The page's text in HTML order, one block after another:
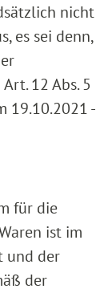
nicht
es sei denn,
12 Abs. 5
19.10.2021 -
für die
ist im
und der
der